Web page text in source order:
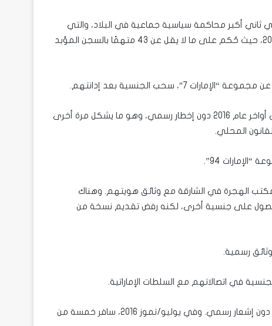
محاكمة الأغلبية في ثاني أكبر محاكمة سياسية جماعية في البلاد، والتي
شملت 84 متهمًا. صدر حكم “الإمارات 84” في 10 يوليو/تموز 2024، حيث حُكم على ما لا يقل عن 43 متهمًا بالسجن المؤبد
ومن الجدير بالذكر أن عبد السلام المرزوقي تم سحب جنسيته في أواخر عام 2016 دون إخطار رسمي، وهو ما يشكل مرة أخرى
المحلي.
94”.
إلى مكتب الهجرة في الشارقة مع وثائق هويتهم. وهناك
على جنسية أخرى، لكنه رفض تقديم نسخة من
رسمية.
في اتصالاتهم مع السلطات الإماراتية.
وعلى نحو مماثل، حُرم أبناء عبد السلام المرزوقي من جنسيتهم دون إشعار رسمي. وفي يوليو/تموز 2016، سافر خمسة من